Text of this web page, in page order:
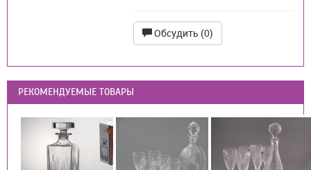
Обсудить (0)
РЕКОМЕНДУЕМЫЕ ТОВАРЫ